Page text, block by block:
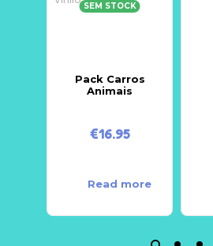
SEM STOCK
Pack Carros
Animais
€16.95
Read more